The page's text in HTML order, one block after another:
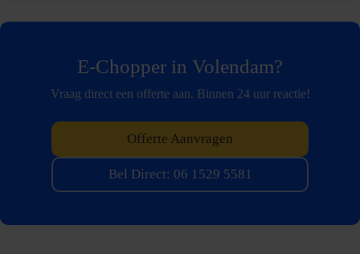
E-Chopper in Volendam?
Vraag direct een offerte aan. Binnen 24 uur reactie!
Offerte Aanvragen
Bel Direct: 06 1529 5581